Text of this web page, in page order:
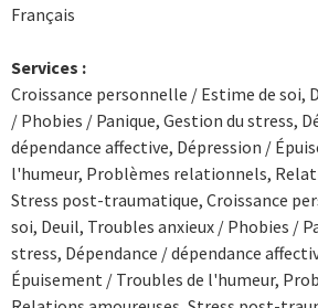
Français
Services :
Croissance personnelle / Estime de soi,
/ Phobies / Panique, Gestion du stress,
dépendance affective, Dépression /
l'humeur, Problèmes relationnels,
Stress post-traumatique, Croissance
soi, Deuil, Troubles anxieux / Phobies /
stress, Dépendance / dépendance
Épuisement / Troubles de l'humeur,